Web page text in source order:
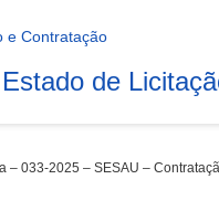
de
– 033-2025 – SESAU –